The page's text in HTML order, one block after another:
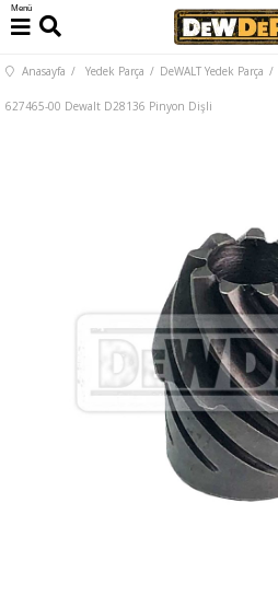
Menü
Anasayfa Yedek Parça DeWALT Yedek Parça
627465-00 Dewalt D28136 Pinyon Dişli